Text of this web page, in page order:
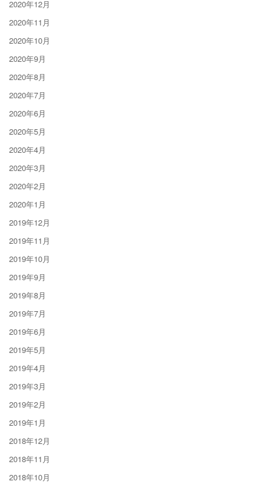
2020年12月
2020年11月
2020年10月
2020年9月
2020年8月
2020年7月
2020年6月
2020年5月
2020年4月
2020年3月
2020年2月
2020年1月
2019年12月
2019年11月
2019年10月
2019年9月
2019年8月
2019年7月
2019年6月
2019年5月
2019年4月
2019年3月
2019年2月
2019年1月
2018年12月
2018年11月
2018年10月